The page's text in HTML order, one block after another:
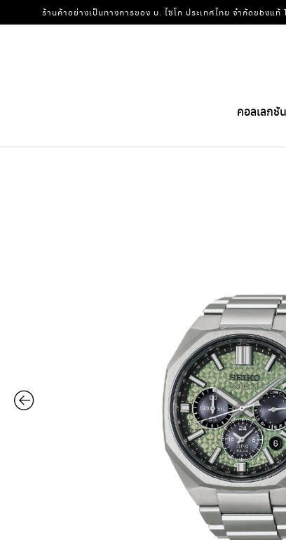
ร้านค้าอย่างเป็นทางการของ บ. ไซโก ประเทศไทย จำกัดของแท้
คอลเลกชัน